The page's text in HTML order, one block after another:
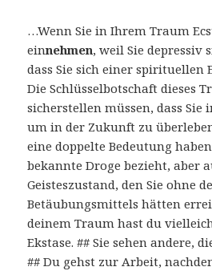
…Wenn Sie in Ihrem Traum
einnehmen, weil Sie depressiv
dass Sie sich einer spirituellen
Die Schlüsselbotschaft dieses
sicherstellen müssen, dass Sie
um in der Zukunft zu
eine doppelte Bedeutung
bekannte Droge bezieht, aber
Geisteszustand, den Sie ohne
Betäubungsmittels hätten
deinem Traum hast du
Ekstase. ## Sie sehen andere,
## Du gehst zur Arbeit,